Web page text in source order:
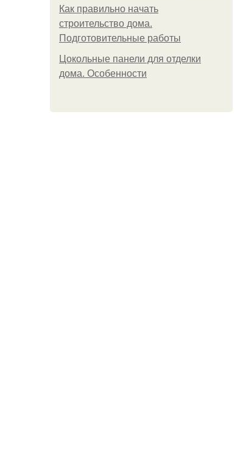
Как правильно начать
строительство дома.
Подготовительные работы
Цокольные панели для отделки
дома. Особенности